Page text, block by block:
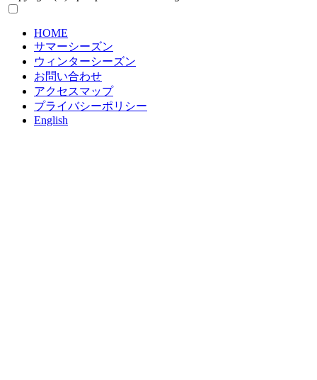
HOME
サマーシーズン
ウィンターシーズン
お問い合わせ
アクセスマップ
プライバシーポリシー
English